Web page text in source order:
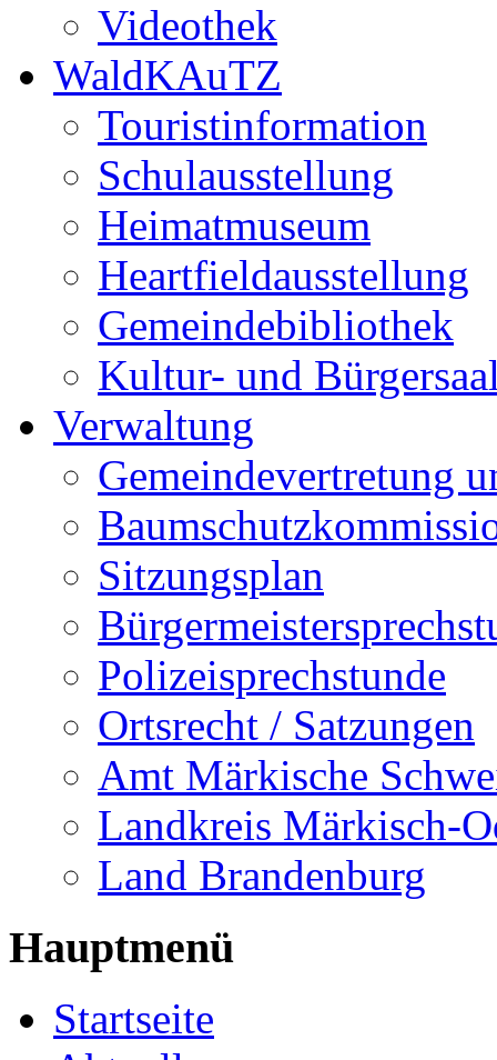
Videothek
WaldKAuTZ
Touristinformation
Schulausstellung
Heimatmuseum
Heartfieldausstellung
Gemeindebibliothek
Kultur- und
Verwaltung
Gemeindevertretung
Sitzungsplan
Polizeisprechstunde
Ortsrecht / Satzungen
Amt Märkische
Landkreis Märkisch-
Land Brandenburg
Hauptmenü
Startseite